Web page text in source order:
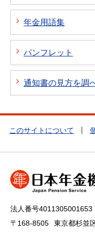
年金用語集
パンフレット
通知書の見方を調
このサイトについて
法人番号4011305001653
〒168-8505
東京都杉並